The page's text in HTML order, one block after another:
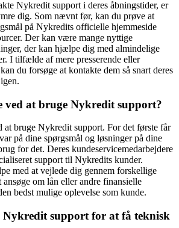
Nykredit support i deres åbningstider, er
dig. Som nævnt før, kan du prøve at
på Nykredits officielle hjemmeside
Der kan være mange nyttige
der kan hjælpe dig med almindelige
I tilfælde af mere presserende eller
du forsøge at kontakte dem så snart deres
ved at bruge Nykredit support?
at bruge Nykredit support. For det første får
på dine spørgsmål og løsninger på dine
for det. Deres kundeservicemedarbejdere
support til Nykredits kunder.
med at vejlede dig gennem forskellige
ansøge om lån eller andre finansielle
bedst mulige oplevelse som kunde.
support for at få teknisk